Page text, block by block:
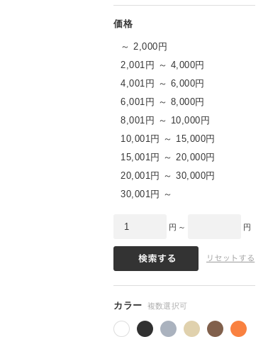
～ 2,000円
2,001円 ～ 4,000円
4,001円 ～ 6,000円
6,001円 ～ 8,000円
8,001円 ～ 10,000円
10,001円 ～ 15,000円
15,001円 ～ 20,000円
20,001円 ～ 30,000円
30,001円 ～
円 ～ 円